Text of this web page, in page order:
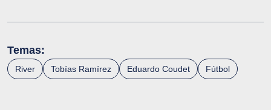
Temas:
River Tobías Ramírez Eduardo Coudet Fútbol